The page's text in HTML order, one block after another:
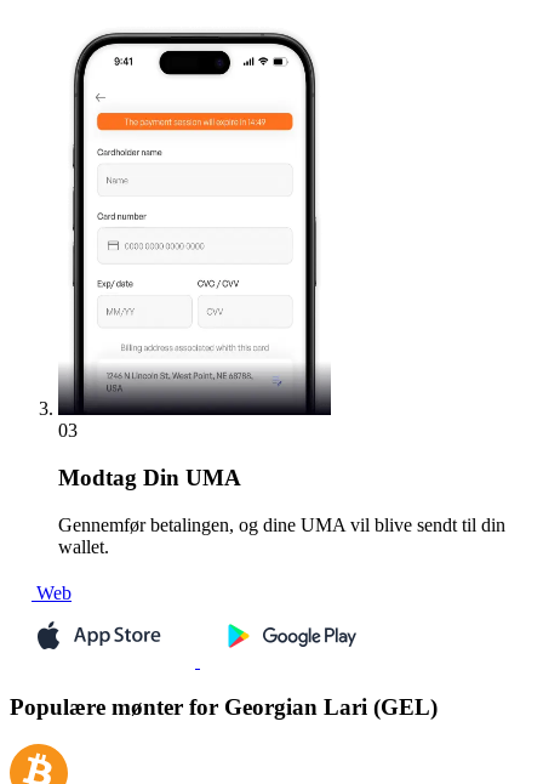
03
Modtag Din UMA
Gennemfør betalingen, og dine UMA vil blive sendt til din
wallet.
Web
Populære mønter for Georgian Lari (GEL)